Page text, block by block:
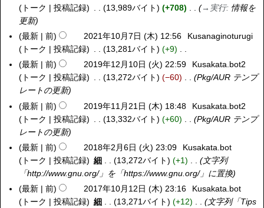
トーク
投稿記録 13,989バイト +708 → 実行: 情報を
更新
2
2
最新 前 2021年10月7日 (木) 12:56
Kusanaginoturugi
トーク
投稿記録 13,281バイト
+9
編
集
の
約
な
2
9
最新 前 2019年12月10日 (火) 22:59
Kusakata.bot2
トーク
投稿記録 13,272バイト −60
Pkg/AUR テンプ
レートの更新
2
9
最新 前 2019年11月21日 (木) 18:48
Kusakata.bot2
トーク
投稿記録 13,332バイト +60
Pkg/AUR テンプ
レートの更新
2
8
最新 前 2018年2月6日 (火) 23:09
Kusakata.bot
トーク
投稿記録 細 13,272バイト +1
文字列
「http://www.gnu.org/」を「https://www.gnu.org/」に置換
2
最新 前 2017年10月12日 (木) 23:16
Kusakata.bot
トーク
投稿記録 細 13,271バイト +12
文字列「Tips